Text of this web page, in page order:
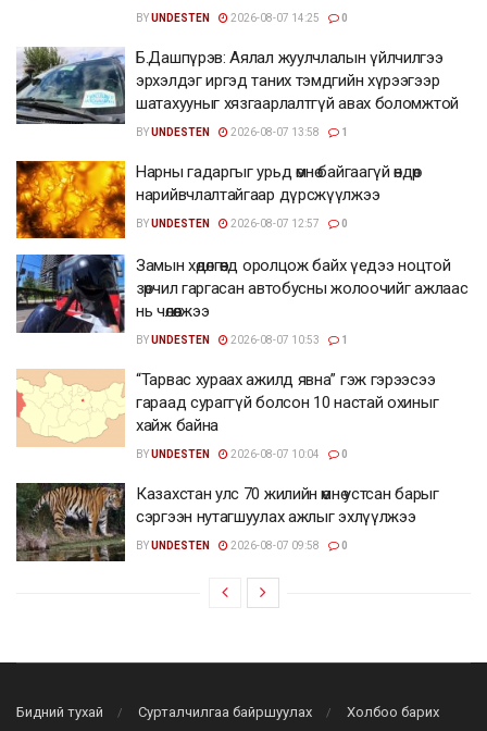
BYUNDESTEN 2026-08-07 14:25 0
Б.Дашпүрэв: Аялал жуулчлалын үйлчилгээ
эрхэлдэг иргэд таних тэмдгийн хүрээгээр
шатахууныг хязгаарлалтгүй авах боломжтой
BYUNDESTEN 2026-08-07 13:58 1
Нарны гадаргыг урьд өмнө байгаагүй өндөр
нарийвчлалтайгаар дүрсжүүлжээ
BYUNDESTEN 2026-08-07 12:57 0
Замын хөдөлгөөнд оролцож байх үедээ ноцтой
зөрчил гаргасан автобусны жолоочийг ажлаас
нь чөлөөлжээ
BYUNDESTEN 2026-08-07 10:53 1
“Тарвас хураах ажилд явна” гэж гэрээсээ
гараад сураггүй болсон 10 настай охиныг
хайж байна
BYUNDESTEN 2026-08-07 10:04 0
Казахстан улс 70 жилийн өмнө устсан барыг
сэргээн нутагшуулах ажлыг эхлүүлжээ
BYUNDESTEN 2026-08-07 09:58 0
Бидний тухай Сурталчилгаа байршуулах Холбоо барих